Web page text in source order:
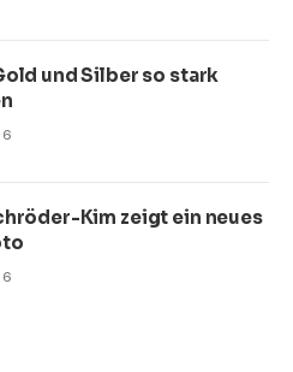
und Silber so stark
Kim zeigt ein neues